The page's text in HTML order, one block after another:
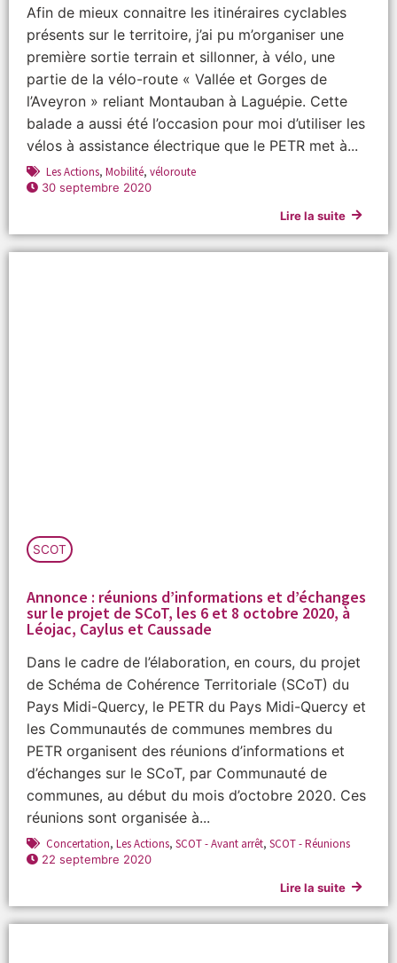
Afin de mieux connaitre les itinéraires cyclables
présents sur le territoire, j’ai pu m’organiser une
première sortie terrain et sillonner, à vélo, une
partie de la vélo-route « Vallée et Gorges de
l’Aveyron » reliant Montauban à Laguépie. Cette
balade a aussi été l’occasion pour moi d’utiliser les
vélos à assistance électrique que le PETR met à...
Les Actions, Mobilité, véloroute
30 septembre 2020
Lire la suite
SCOT
Annonce : réunions d’informations et d’échanges
sur le projet de SCoT, les 6 et 8 octobre 2020, à
Léojac, Caylus et Caussade
Dans le cadre de l’élaboration, en cours, du projet
de Schéma de Cohérence Territoriale (SCoT) du
Pays Midi-Quercy, le PETR du Pays Midi-Quercy et
les Communautés de communes membres du
PETR organisent des réunions d’informations et
d’échanges sur le SCoT, par Communauté de
communes, au début du mois d’octobre 2020. Ces
réunions sont organisée à...
Concertation, Les Actions, SCOT - Avant arrêt, SCOT - Réunions
22 septembre 2020
Lire la suite